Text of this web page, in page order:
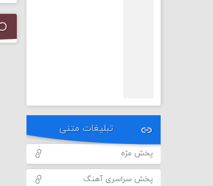
تبلیغات متنی
پخش مژه
پخش سراسری آهنگ